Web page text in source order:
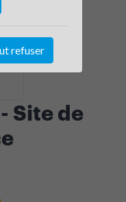
Site de
refuser